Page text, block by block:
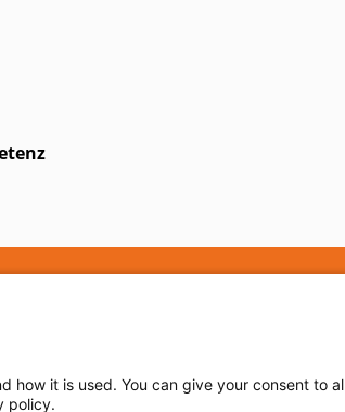
it is used. You can give your consent to
policy.